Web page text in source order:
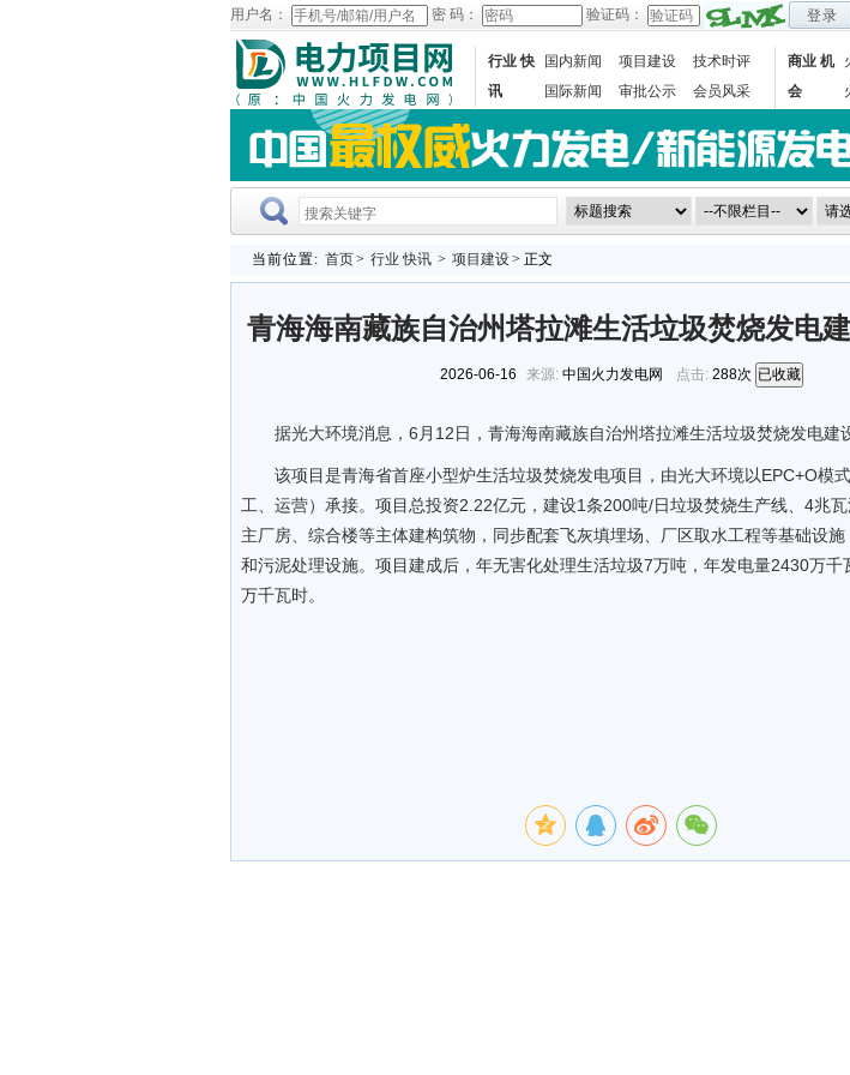
用户名： 密 码： 验证码： 登录
行业 快
讯
国内新闻 项目建设
技术时评
国际新闻
审批公示 会员风采
商业 机
会
当前位置: 首页> 行业 快讯 > 项目建设> 正文
青海海南藏族自治州塔拉滩生活垃圾焚烧发电
2026-06-16 来源: 中国火力发电网 点击: 288次 已收藏
据光大环境消息，6月12日，青海海南藏族自治州塔拉滩生活垃圾焚烧发电建
该项目是青海省首座小型炉生活垃圾焚烧发电项目，由光大环境以EPC+O模
工、运营）承接。项目总投资2.22亿元，建设1条200吨/日垃圾焚烧生产线、4兆
主厂房、综合楼等主体建构筑物，同步配套飞灰填埋场、厂区取水工程等基础设
和污泥处理设施。项目建成后，年无害化处理生活垃圾7万吨，年发电量2430万千
万千瓦时。